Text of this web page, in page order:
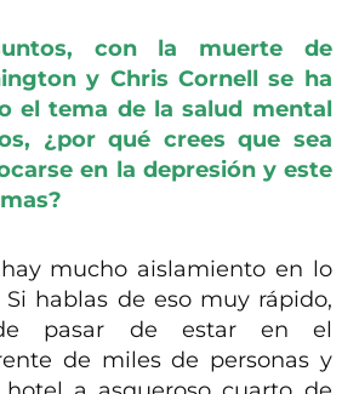
con la muerte de
y Chris Cornell se ha
el tema de la salud mental
¿por qué crees que sea
en la depresión y este
mucho aislamiento en lo
hablas de eso muy rápido,
pasar de estar en el
de miles de personas y